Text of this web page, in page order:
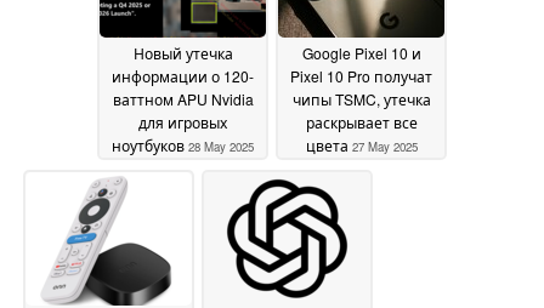
Новый утечка
информации о 120-
ваттном APU Nvidia
для игровых
ноутбуков 28 May 2025
Google Pixel 10 и
Pixel 10 Pro получат
чипы TSMC, утечка
раскрывает все
цвета 27 May 2025